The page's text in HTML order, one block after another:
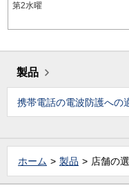
第2水曜
製品
携帯電話の電波防護への
ホーム 製品 店舗の